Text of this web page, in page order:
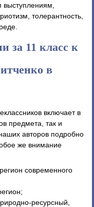
выступлениям,
толерантность,
за 11 класс к
в
включает в
предмета, так и
авторов подробно
же внимание
современного
ресурсный,